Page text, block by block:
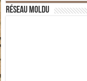
Réseau moldu